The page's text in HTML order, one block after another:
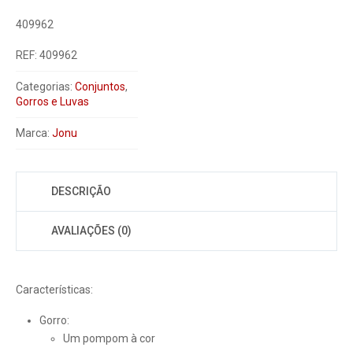
409962
REF: 409962
Categorias: Conjuntos,
Gorros e Luvas
Marca: Jonu
DESCRIÇÃO
AVALIAÇÕES (0)
Características:
Gorro:
Um pompom à cor